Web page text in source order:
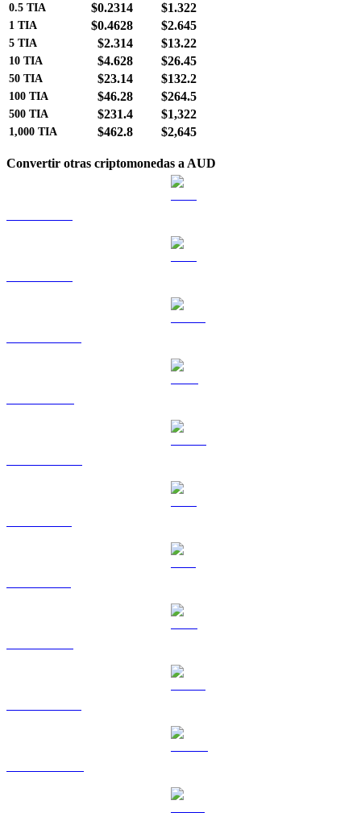
0.5 TIA $0.2314 $1.322
1 TIA $0.4628 $2.645
5 TIA $2.314 $13.22
10 TIA $4.628 $26.45
50 TIA $23.14 $132.2
100 TIA $46.28 $264.5
500 TIA $231.4 $1,322
1,000 TIA $462.8 $2,645
Convertir otras criptomonedas a AUD